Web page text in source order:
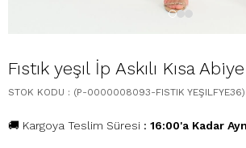
Fıstık yeşıl İp Askılı Kısa Abiye
STOK KODU (P-0000008093-FISTIK YEŞILFYE36)
🚚 Kargoya Teslim Süresi : 16:00'a Kadar